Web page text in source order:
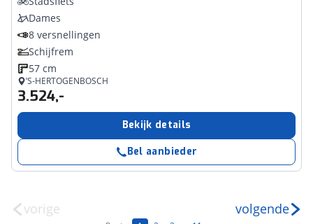
Dames
8 versnellingen
Schijfrem
57 cm
’S-HERTOGENBOSCH
3.524,-
Bekijk details
Bel aanbieder
vorige volgende